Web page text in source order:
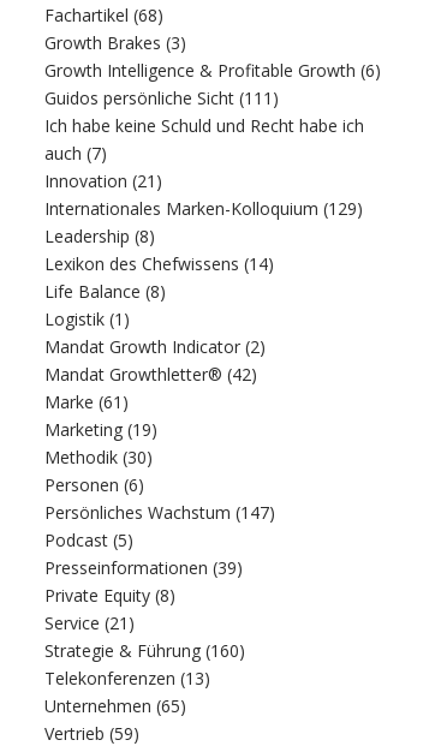
Fachartikel (68)
Growth Brakes (3)
Growth Intelligence & Profitable Growth (6)
Guidos persönliche Sicht (111)
Ich habe keine Schuld und Recht habe ich
auch (7)
Innovation (21)
Internationales Marken-Kolloquium (129)
Leadership (8)
Lexikon des Chefwissens (14)
Life Balance (8)
Logistik (1)
Mandat Growth Indicator (2)
Mandat Growthletter® (42)
Marke (61)
Marketing (19)
Methodik (30)
Personen (6)
Persönliches Wachstum (147)
Podcast (5)
Presseinformationen (39)
Private Equity (8)
Service (21)
Strategie & Führung (160)
Telekonferenzen (13)
Unternehmen (65)
Vertrieb (59)